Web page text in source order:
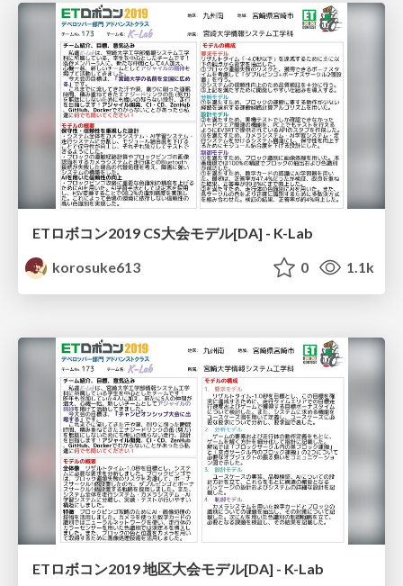
ETロボコン2019 CS大会モデル[DA] - K-Lab
korosuke613
0 1.1k
ETロボコン2019 地区大会モデル[DA] - K-Lab